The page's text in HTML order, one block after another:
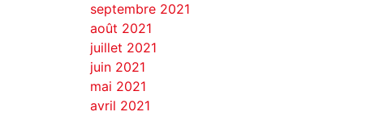
septembre 2021
août 2021
juillet 2021
juin 2021
mai 2021
avril 2021